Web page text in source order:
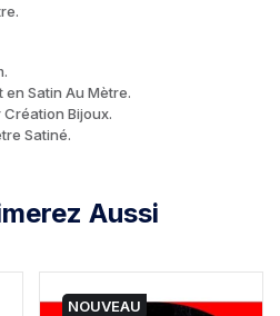
Satin Au Mètre.
Bijoux.
Satiné.
Aussi
NOUVEAU